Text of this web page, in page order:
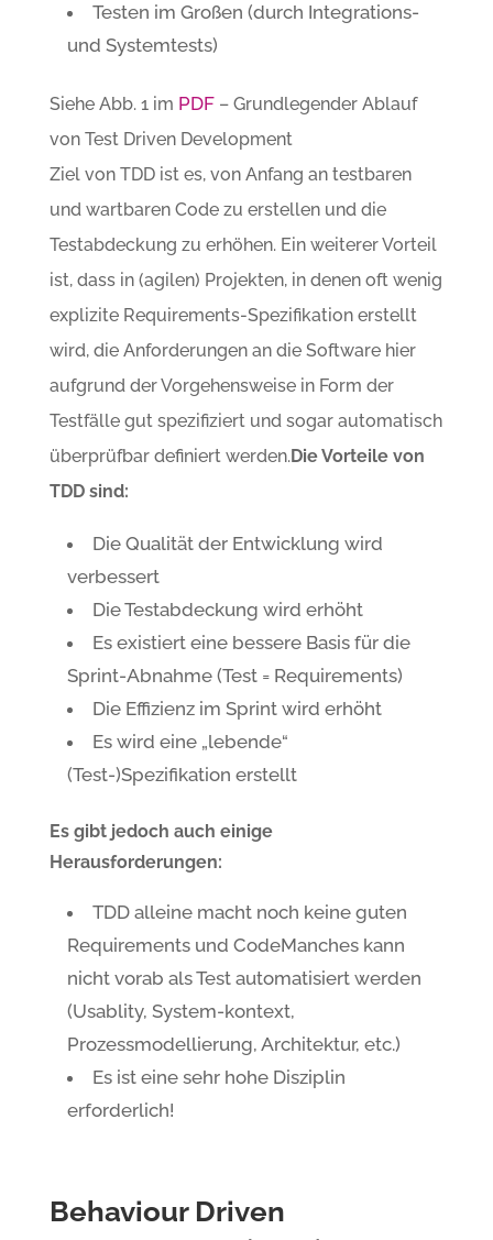
Testen im Großen (durch Integrations-
und Systemtests)
Siehe Abb. 1 im PDF – Grundlegender Ablauf
von Test Driven Development
Ziel von TDD ist es, von Anfang an testbaren
und wartbaren Code zu erstellen und die
Testabdeckung zu erhöhen. Ein weiterer Vorteil
ist, dass in (agilen) Projekten, in denen oft wenig
explizite Requirements-Spezifikation erstellt
wird, die Anforderungen an die Software hier
aufgrund der Vorgehensweise in Form der
Testfälle gut spezifiziert und sogar automatisch
überprüfbar definiert werden.Die Vorteile von
TDD sind:
Die Qualität der Entwicklung wird
verbessert
Die Testabdeckung wird erhöht
Es existiert eine bessere Basis für die
Sprint-Abnahme (Test = Requirements)
Die Effizienz im Sprint wird erhöht
Es wird eine „lebende“
(Test-)Spezifikation erstellt
Es gibt jedoch auch einige
Herausforderungen:
TDD alleine macht noch keine guten
Requirements und CodeManches kann
nicht vorab als Test automatisiert werden
(Usablity, System-kontext,
Prozessmodellierung, Architektur, etc.)
Es ist eine sehr hohe Disziplin
erforderlich!
Behaviour Driven